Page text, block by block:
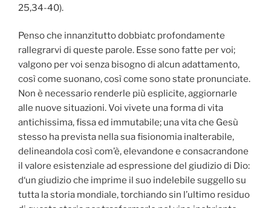
25,34-40).
Penso che innanzitutto dobbiatc profondamente
rallegrarvi di queste parole. Esse sono fatte per voi;
valgono per voi senza bisogno di alcun adattamento,
così come suonano, così come sono state pronunciate.
Non è necessario renderle più esplicite, aggiornarle
alle nuove situazioni. Voi vivete una forma di vita
antichissima, fissa ed immutabile; una vita che Gesù
stesso ha prevista nella sua fisionomia inalterabile,
delineandola così com’è, elevandone e consacrandone
il valore esistenziale ad espressione del giudizio di Dio:
d‘un giudizio che imprime il suo indelebile suggello su
tutta la storia mondiale, torchiando sin l’ultimo residuo